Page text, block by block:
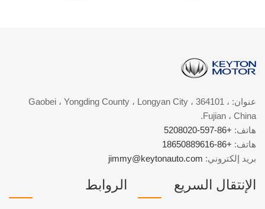
عنوان: Gaobei ، Yongding County ، Longyan City ، 364101 ،
Fujian ، China.
هاتف: +86-597-5208020
هاتف: +86-18650889616
بريد إلكتروني: jimmy@keytonauto.com
الإنتقال السريع الروابط